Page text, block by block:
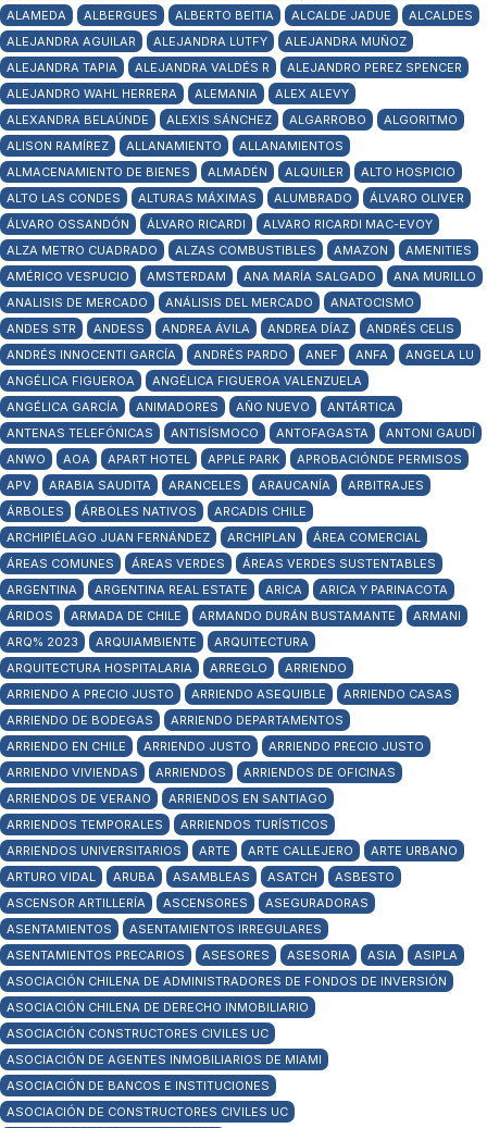
ALAMEDA
ALBERGUES ALBERTO BEITIA ALCALDE JADUE
ALCALDES
ALEJANDRA AGUILAR
ALEJANDRA LUTFY
ALEJANDRA MUÑOZ
ALEJANDRA TAPIA
ALEJANDRA VALDÉS R
ALEJANDRO PEREZ SPENCER
ALEJANDRO WAHL HERRERA
ALEMANIA
ALEX ALEVY
ALEXANDRA BELAÚNDE
ALEXIS SÁNCHEZ ALGARROBO
ALGORITMO
ALISON RAMÍREZ
ALLANAMIENTO
ALLANAMIENTOS
ALMACENAMIENTO DE BIENES
ALMADÉN ALQUILER
ALTO HOSPICIO
ALTO LAS CONDES
ALTURAS MÁXIMAS ALUMBRADO
ÁLVARO OLIVER
ÁLVARO OSSANDÓN
ÁLVARO RICARDI
ALVARO RICARDI MAC-EVOY
ALZA METRO CUADRADO
ALZAS COMBUSTIBLES AMAZON
AMENITIES
AMÉRICO VESPUCIO
AMSTERDAM ANA MARÍA SALGADO
ANA MURILLO
ANALISIS DE MERCADO
ANÁLISIS DEL MERCADO
ANATOCISMO
ANDES STR
ANDESS ANDREA ÁVILA ANDREA DÍAZ
ANDRÉS CELIS
ANDRÉS INNOCENTI GARCÍA
ANDRÉS PARDO ANEF ANFA
ANGELA LU
ANGÉLICA FIGUEROA
ANGÉLICA FIGUEROA VALENZUELA
ANGÉLICA GARCÍA
ANIMADORES AÑO NUEVO
ANTÁRTICA
ANTENAS TELEFÓNICAS
ANTISÍSMOCO ANTOFAGASTA
ANTONI GAUDÍ
ANWO
AOA APART HOTEL APPLE PARK
APROBACIÓNDE PERMISOS
APV
ARABIA SAUDITA ARANCELES ARAUCANÍA
ARBITRAJES
ÁRBOLES
ÁRBOLES NATIVOS
ARCADIS CHILE
ARCHIPIÉLAGO JUAN FERNÁNDEZ
ARCHIPLAN
ÁREA COMERCIAL
ÁREAS COMUNES
ÁREAS VERDES
ÁREAS VERDES SUSTENTABLES
ARGENTINA
ARGENTINA REAL ESTATE ARICA
ARICA Y PARINACOTA
ÁRIDOS
ARMADA DE CHILE ARMANDO DURÁN BUSTAMANTE
ARMANI
ARQ% 2023
ARQUIAMBIENTE
ARQUITECTURA
ARQUITECTURA HOSPITALARIA
ARREGLO
ARRIENDO
ARRIENDO A PRECIO JUSTO
ARRIENDO ASEQUIBLE
ARRIENDO CASAS
ARRIENDO DE BODEGAS
ARRIENDO DEPARTAMENTOS
ARRIENDO EN CHILE
ARRIENDO JUSTO
ARRIENDO PRECIO JUSTO
ARRIENDO VIVIENDAS
ARRIENDOS
ARRIENDOS DE OFICINAS
ARRIENDOS DE VERANO
ARRIENDOS EN SANTIAGO
ARRIENDOS TEMPORALES
ARRIENDOS TURÍSTICOS
ARRIENDOS UNIVERSITARIOS
ARTE ARTE CALLEJERO
ARTE URBANO
ARTURO VIDAL
ARUBA ASAMBLEAS ASATCH
ASBESTO
ASCENSOR ARTILLERÍA
ASCENSORES
ASEGURADORAS
ASENTAMIENTOS
ASENTAMIENTOS IRREGULARES
ASENTAMIENTOS PRECARIOS
ASESORES ASESORIA ASIA
ASIPLA
ASOCIACIÓN CHILENA DE ADMINISTRADORES DE FONDOS DE INVERSIÓN
ASOCIACIÓN CHILENA DE DERECHO INMOBILIARIO
ASOCIACIÓN CONSTRUCTORES CIVILES UC
ASOCIACIÓN DE AGENTES INMOBILIARIOS DE MIAMI
ASOCIACIÓN DE BANCOS E INSTITUCIONES
ASOCIACIÓN DE CONSTRUCTORES CIVILES UC